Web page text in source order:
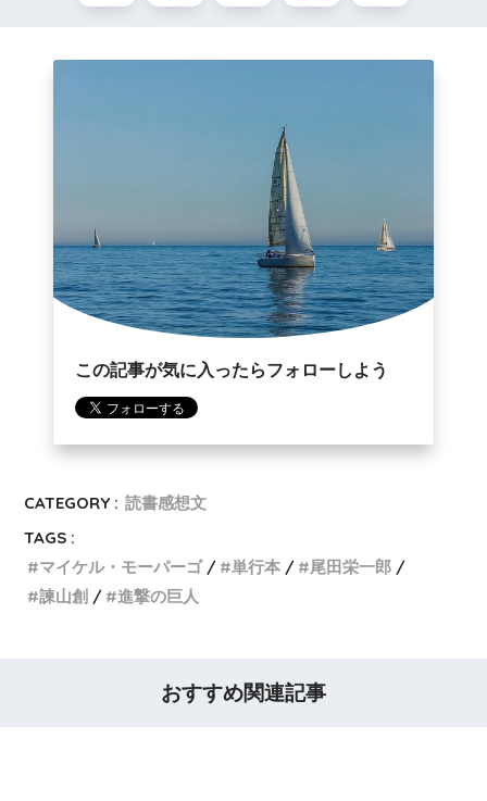
この記事が気に入ったらフォローしよう
CATEGORY : 読書感想文
TAGS :
マイケル・モーパーゴ
単行本
尾田栄一郎
諫山創
進撃の巨人
おすすめ関連記事